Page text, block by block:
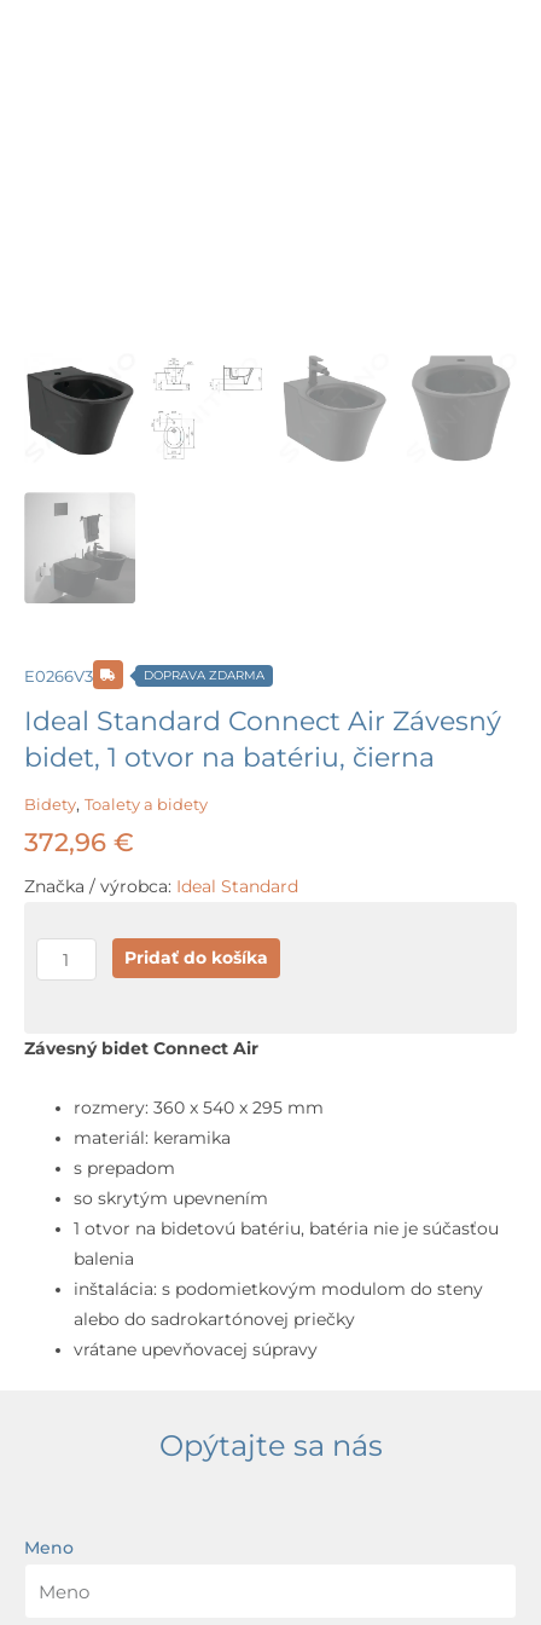
E0266V3 DOPRAVA ZDARMA
Ideal Standard Connect Air Závesný
bidet, 1 otvor na batériu, čierna
Bidety, Toalety a bidety
372,96 €
Značka / výrobca: Ideal Standard
množstvo
Ideal
Connect
Závesný
bidet,
otvor
batériu,
čierna
Pridať do košíka
Závesný bidet Connect Air
rozmery: 360 x 540 x 295 mm
materiál: keramika
s prepadom
so skrytým upevnením
1 otvor na bidetovú batériu, batéria nie je súčasťou
balenia
inštalácia: s podomietkovým modulom do steny
alebo do sadrokartónovej priečky
vrátane upevňovacej súpravy
Opýtajte sa nás
Meno